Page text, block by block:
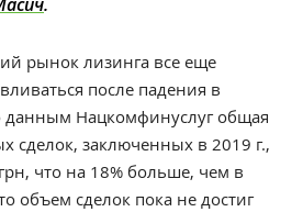
рынок лизинга все еще
после падения в
данным Нацкомфинуслуг общая
сделок, заключенных в 2019 г.,
что на 18% больше, чем в
объем сделок пока не достиг